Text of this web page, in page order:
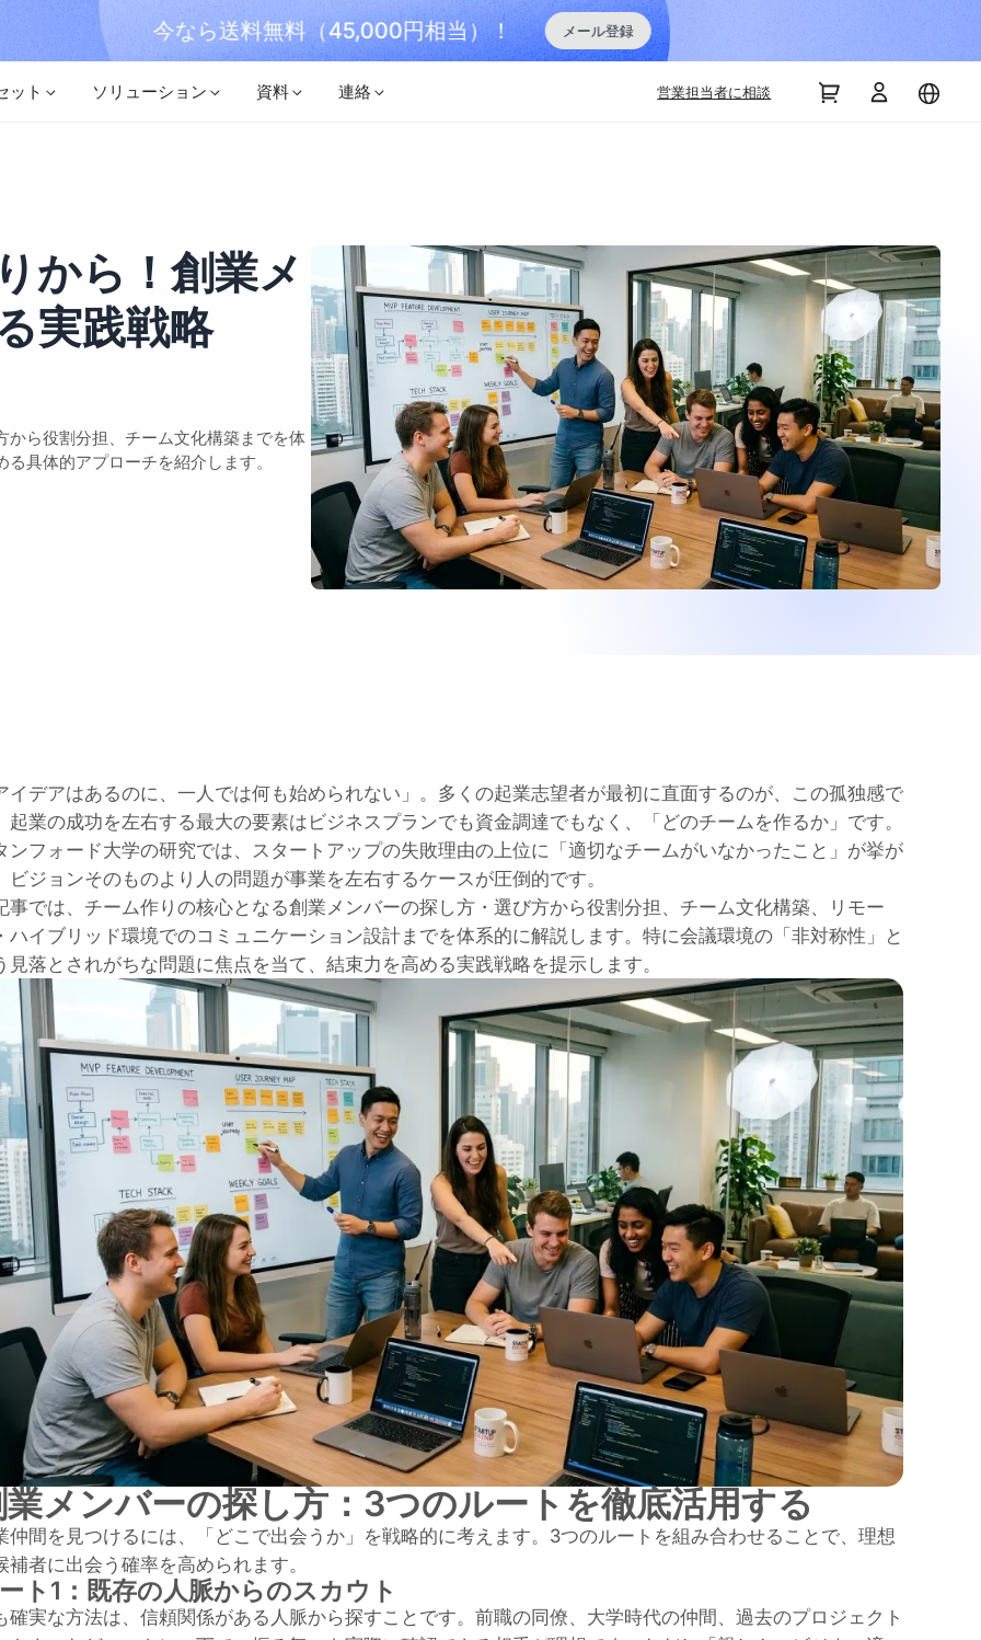
なら送料無料（45,000円相当）！ メール登録
ット ソリューション 資料 連絡 営業担当者に相談
から！創業メ
実践戦略
ら役割分担、チーム文化構築までを体
具体的アプローチを紹介します。
イデアはあるのに、一人では何も始められない」。多くの起業志望者が最初に直面するのが、この孤独感で
起業の成功を左右する最大の要素はビジネスプランでも資金調達でもなく、「どのチームを作るか」です。
ンフォード大学の研究では、スタートアップの失敗理由の上位に「適切なチームがいなかったこと」が挙が
ビジョンそのものより人の問題が事業を左右するケースが圧倒的です。
事では、チーム作りの核心となる創業メンバーの探し方・選び方から役割分担、チーム文化構築、リモー
ハイブリッド環境でのコミュニケーション設計までを体系的に解説します。特に会議環境の「非対称性」と
見落とされがちな問題に焦点を当て、結束力を高める実践戦略を提示します。
メンバーの探し方：3つのルートを徹底活用する
仲間を見つけるには、「どこで出会うか」を戦略的に考えます。3つのルートを組み合わせることで、理想
補者に出会う確率を高められます。
ト1：既存の人脈からのスカウト
確実な方法は、信頼関係がある人脈から探すことです。前職の同僚、大学時代の仲間、過去のプロジェクト